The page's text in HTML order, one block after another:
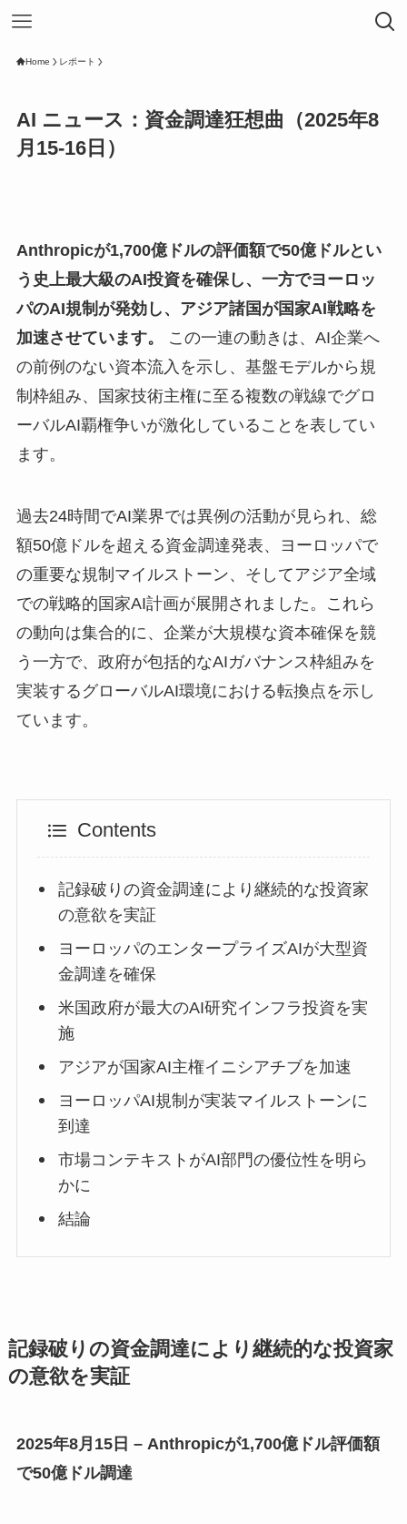
Home レポート
AI ニュース：資金調達狂想曲（2025年8
月15-16日）
Anthropicが1,700億ドルの評価額で50億ドルとい
う史上最大級のAI投資を確保し、一方でヨーロッ
パのAI規制が発効し、アジア諸国が国家AI戦略を
加速させています。
この一連の動きは、AI企業へ
の前例のない資本流入を示し、基盤モデルから規
制枠組み、国家技術主権に至る複数の戦線でグロ
ーバルAI覇権争いが激化していることを表してい
ます。
過去24時間でAI業界では異例の活動が見られ、総
額50億ドルを超える資金調達発表、ヨーロッパで
の重要な規制マイルストーン、そしてアジア全域
での戦略的国家AI計画が展開されました。これら
の動向は集合的に、企業が大規模な資本確保を競
う一方で、政府が包括的なAIガバナンス枠組みを
実装するグローバルAI環境における転換点を示し
ています。
Contents
記録破りの資金調達により継続的な投資家
の意欲を実証
ヨーロッパのエンタープライズAIが大型資
金調達を確保
米国政府が最大のAI研究インフラ投資を実
施
アジアが国家AI主権イニシアチブを加速
ヨーロッパAI規制が実装マイルストーンに
到達
市場コンテキストがAI部門の優位性を明ら
かに
結論
記録破りの資金調達により継続的な投資家
の意欲を実証
2025年8月15日 – Anthropicが1,700億ドル評価額
で50億ドル調達